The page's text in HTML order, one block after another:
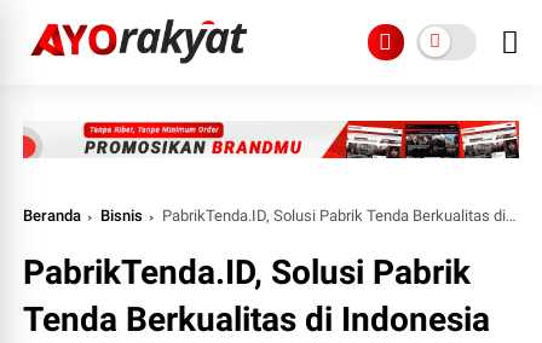
Beranda Bisnis PabrikTenda.ID, Solusi Pabrik Tenda Berkualitas di Indonesia
PabrikTenda.ID, Solusi Pabrik
Tenda Berkualitas di Indonesia